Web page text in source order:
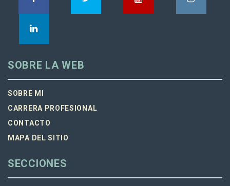
SOBRE LA WEB
SOBRE MI
CARRERA PROFESIONAL
CONTACTO
MAPA DEL SITIO
SECCIONES